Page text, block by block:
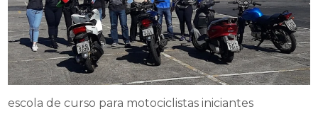
escola de curso para motociclistas iniciantes